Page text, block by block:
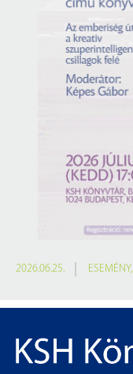
2026.06.25. ESEMÉNY,